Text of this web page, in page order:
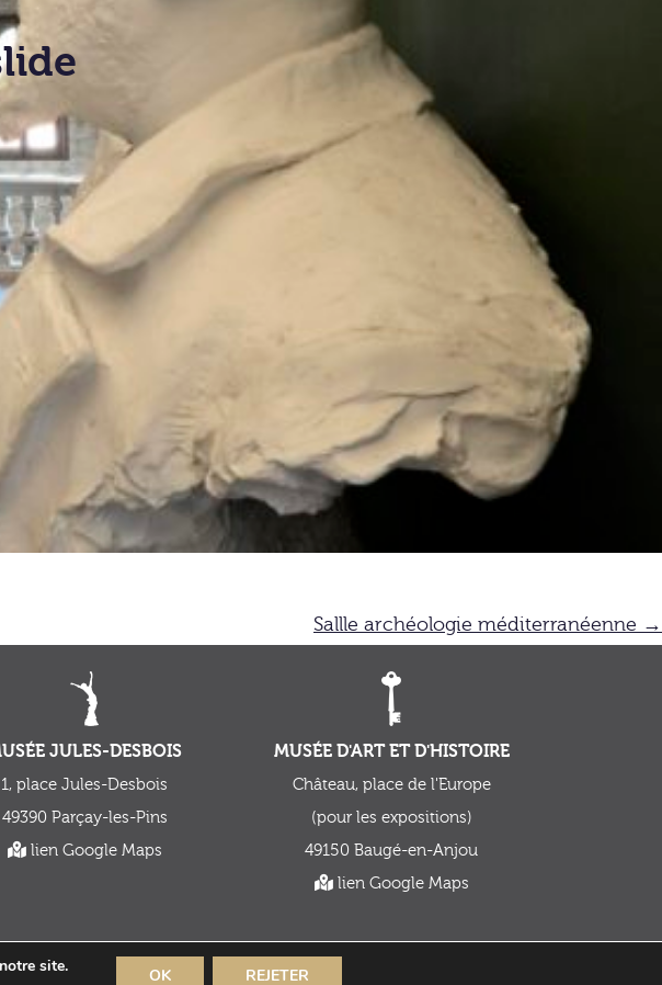
Sallle archéologie méditerranéenne →
JULES-DESBOIS
1, place Jules-Desbois
49390 Parçay-les-Pins
lien Google Maps
MUSÉE D'ART ET D'HISTOIRE
Château, place de l'Europe
(pour les expositions)
49150 Baugé-en-Anjou
lien Google Maps
site.
OK REJETER